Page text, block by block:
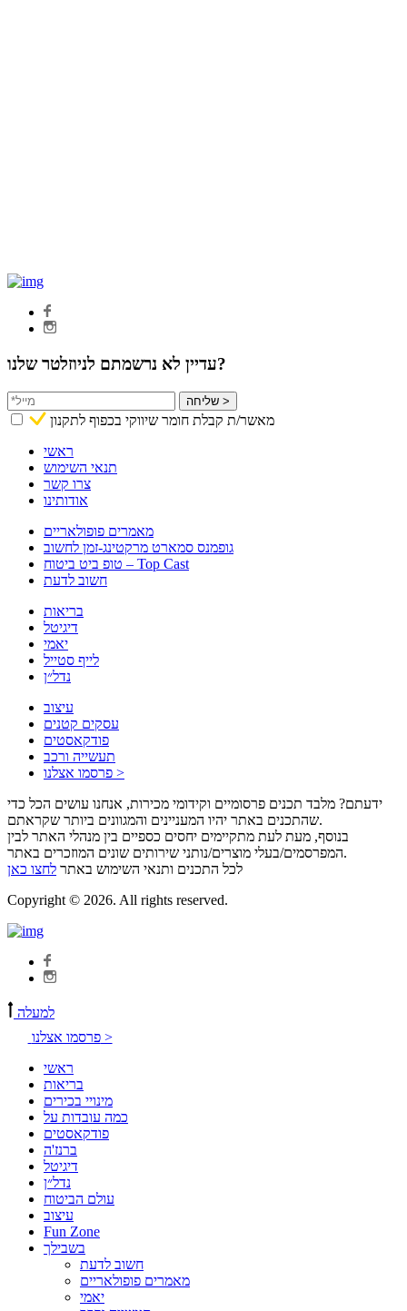
עדיין לא נרשמתם לניוזלטר שלנו?
שליחה >
מאשר/ת קבלת חומר שיווקי בכפוף לתקנון
ראשי
תנאי השימוש
צרו קשר
אודותינו
מאמרים פופולאריים
גופמנס סמארט מרקטינג-זמן לחשוב
טופ ביט ביטוח – Top Cast
חשוב לדעת
בריאות
דיגיטל
יאמי
לייף סטייל
נדל״ן
עיצוב
עסקים קטנים
פודקאסטים
תעשייה ורכב
פרסמו אצלנו >
ידעתם? מלבד תכנים פרסומיים וקידומי מכירות, אנחנו עושים הכל כדי
שהתכנים באתר יהיו המעניינים והמגוונים ביותר שקראתם.
בנוסף, מעת לעת מתקיימים יחסים כספיים בין מנהלי האתר לבין
המפרסמים/בעלי מוצרים/נותני שירותים שונים המוזכרים באתר.
לכל התכנים ותנאי השימוש באתר לחצו כאן
Copyright © 2026. All rights reserved.
למעלה
פרסמו אצלנו >
ראשי
בריאות
מינויי בכירים
כמה עובדות על
פודקאסטים
ברנז'ה
דיגיטל
נדל״ן
עולם הביטוח
עיצוב
Fun Zone
בשבילך
חשוב לדעת
מאמרים פופולאריים
יאמי